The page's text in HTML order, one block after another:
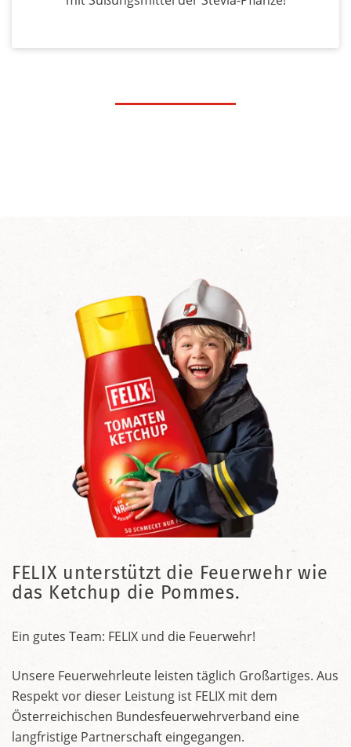
FELIX unterstützt die Feuerwehr wie
das Ketchup die Pommes.
Ein gutes Team: FELIX und die Feuerwehr!
Unsere Feuerwehrleute leisten täglich Großartiges. Aus
Respekt vor dieser Leistung ist FELIX mit dem
Österreichischen Bundesfeuerwehrverband eine
langfristige Partnerschaft eingegangen.